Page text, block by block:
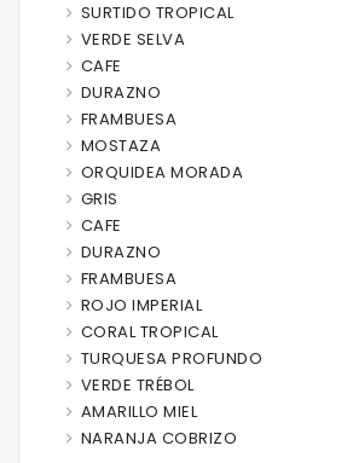
SURTIDO TROPICAL
VERDE SELVA
CAFE
DURAZNO
FRAMBUESA
MOSTAZA
ORQUIDEA MORADA
GRIS
CAFE
DURAZNO
FRAMBUESA
ROJO IMPERIAL
CORAL TROPICAL
TURQUESA PROFUNDO
VERDE TRÉBOL
AMARILLO MIEL
NARANJA COBRIZO